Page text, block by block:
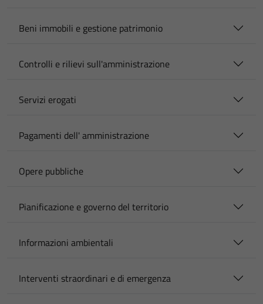
Beni immobili e gestione patrimonio
Controlli e rilievi sull'amministrazione
Servizi erogati
Pagamenti dell' amministrazione
Opere pubbliche
Pianificazione e governo del territorio
Informazioni ambientali
Interventi straordinari e di emergenza